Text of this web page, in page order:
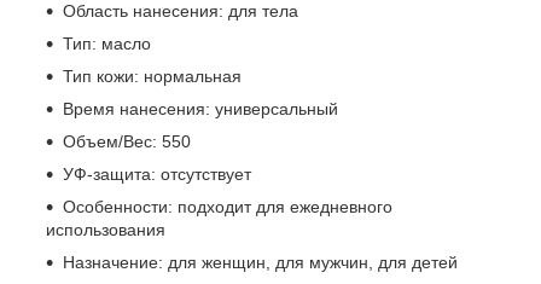
Область нанесения: для тела
Тип: масло
Тип кожи: нормальная
Время нанесения: универсальный
Объем/Вес: 550
УФ-защита: отсутствует
Особенности: подходит для ежедневного
использования
Назначение: для женщин, для мужчин, для детей